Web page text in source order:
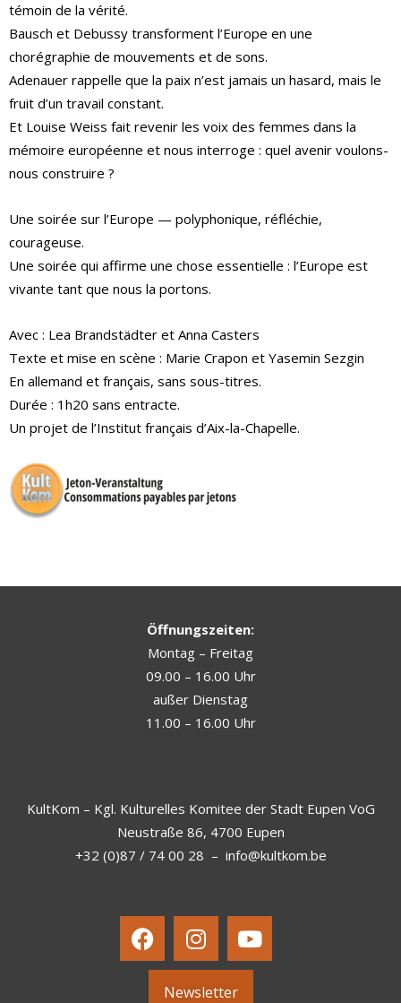
témoin de la vérité.
Bausch et Debussy transforment l’Europe en une
chorégraphie de mouvements et de sons.
Adenauer rappelle que la paix n’est jamais un hasard, mais le
fruit d’un travail constant.
Et Louise Weiss fait revenir les voix des femmes dans la
mémoire européenne et nous interroge : quel avenir voulons-
nous construire ?
Une soirée sur l’Europe — polyphonique, réfléchie,
courageuse.
Une soirée qui affirme une chose essentielle : l’Europe est
vivante tant que nous la portons.
Avec : Lea Brandstädter et Anna Casters
Texte et mise en scène : Marie Crapon et Yasemin Sezgin
En allemand et français, sans sous-titres.
Durée : 1h20 sans entracte.
Un projet de l’Institut français d’Aix-la-Chapelle.
Öffnungszeiten:
Montag – Freitag
09.00 – 16.00 Uhr
außer Dienstag
11.00 – 16.00 Uhr
KultKom – Kgl. Kulturelles Komitee der Stadt Eupen VoG
Neustraße 86, 4700 Eupen
+32 (0)87 / 74 00 28 – info@kultkom.be
Newsletter